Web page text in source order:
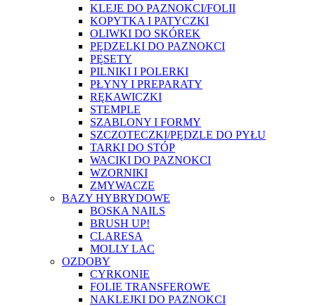
KLEJE DO PAZNOKCI/FOLII
KOPYTKA I PATYCZKI
OLIWKI DO SKÓREK
PĘDZELKI DO PAZNOKCI
PĘSETY
PILNIKI I POLERKI
PŁYNY I PREPARATY
RĘKAWICZKI
STEMPLE
SZABLONY I FORMY
SZCZOTECZKI/PĘDZLE DO PYŁU
TARKI DO STÓP
WACIKI DO PAZNOKCI
WZORNIKI
ZMYWACZE
BAZY HYBRYDOWE
BOSKA NAILS
BRUSH UP!
CLARESA
MOLLY LAC
OZDOBY
CYRKONIE
FOLIE TRANSFEROWE
NAKLEJKI DO PAZNOKCI